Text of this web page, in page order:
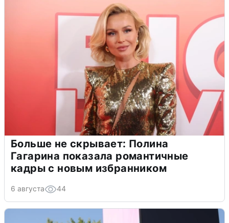
Больше не скрывает: Полина
Гагарина показала романтичные
кадры с новым избранником
6 августа 44